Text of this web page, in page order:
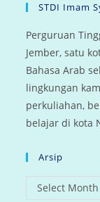
STDI Imam
Perguruan
Jember, satu
Bahasa Arab
lingkungan
perkuliahan,
belajar di kota
Arsip
arsip
Select Month